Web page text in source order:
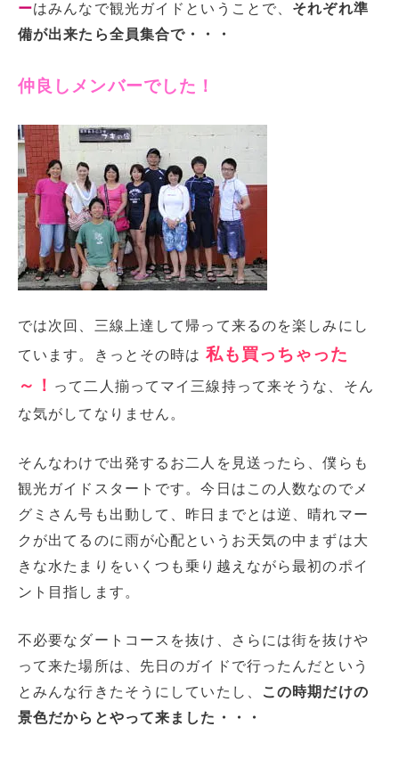
ーはみんなで観光ガイドということで、 それぞれ準
備が出来たら全員集合で・・・
仲良しメンバーでした！
では次回、三線上達して帰って来るのを楽しみにし
ています。きっとその時は 私も買っちゃった
～！ って二人揃ってマイ三線持って来そうな、そん
な気がしてなりません。
そんなわけで出発するお二人を見送ったら、僕らも
観光ガイドスタートです。今日はこの人数なのでメ
グミさん号も出動して、昨日までとは逆、晴れマー
クが出てるのに雨が心配というお天気の中まずは大
きな水たまりをいくつも乗り越えながら最初のポイ
ント目指します。
不必要なダートコースを抜け、さらには街を抜けや
って来た場所は、先日のガイドで行ったんだという
とみんな行きたそうにしていたし、
この時期だけの
景色だからとやって来ました・・・